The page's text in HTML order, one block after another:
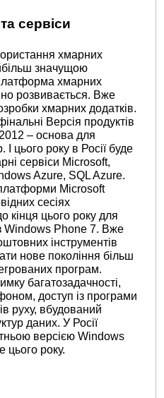
сервіси
хмарних
значущою
хмарних
розвивається. Вже
хмарних додатків.
Версія продуктів
– основа для
цього року в Росії буде
сервіси Microsoft,
Azure, SQL Azure.
Microsoft
сесіях
кінця цього року для
Windows Phone 7. Вже
інструментів
нове покоління більш
програм.
багатозадачності,
доступ із програми
руху, вбудований
даних. У Росії
версією Windows
цього року.